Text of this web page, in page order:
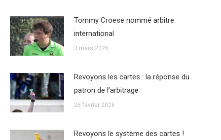
Tommy Croese nommé arbitre
international
3 mars 2026
Revoyons les cartes : la réponse du
patron de l’arbitrage
26 février 2026
Revoyons le système des cartes !